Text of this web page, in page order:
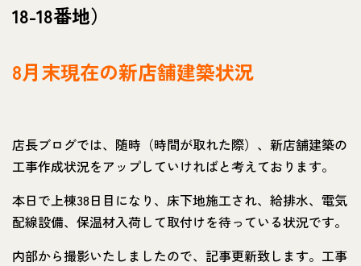
18-18番地）
8月末現在の新店舗建築状況
店長ブログでは、随時（時間が取れた際）、新店舗建築の
工事作成状況をアップしていければと考えております。
本日で上棟38日目になり、床下地施工され、給排水、電気
配線設備、保温材入荷して取付けを待っている状況です。
内部から撮影いたしましたので、記事更新致します。工事